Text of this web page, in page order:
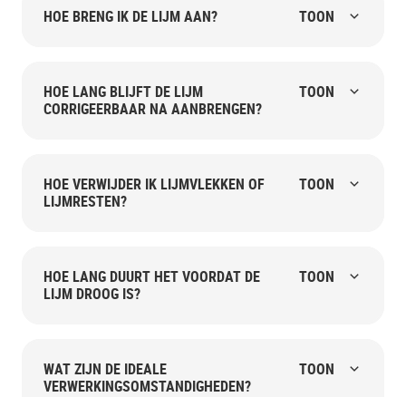
HOE BRENG IK DE LIJM AAN? TOON
HOE LANG BLIJFT DE LIJM
CORRIGEERBAAR NA AANBRENGEN?
TOON
HOE VERWIJDER IK LIJMVLEKKEN OF
LIJMRESTEN?
TOON
HOE LANG DUURT HET VOORDAT DE
LIJM DROOG IS?
TOON
WAT ZIJN DE IDEALE
VERWERKINGSOMSTANDIGHEDEN?
TOON